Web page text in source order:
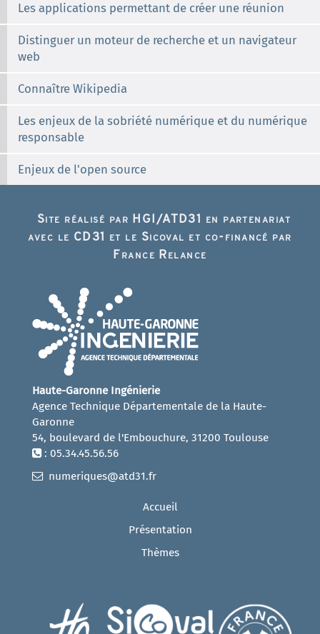
Les applications permettant de créer une réunion
Distinguer un moteur de recherche et un navigateur
web
Connaître Wikipedia
Les enjeux de la sobriété numérique et du numérique
responsable
Enjeux de l'open source
Site réalisé par HGI/ATD31 en partenariat
avec le CD31 et le Sicoval et co-financé par
France Relance
Haute-Garonne Ingénierie
Agence Technique Départementale de la Haute-
Garonne
54, boulevard de l'Embouchure, 31200 Toulouse
: 05.34.45.56.56
numeriques@atd31.fr
Accueil
Présentation
Thèmes